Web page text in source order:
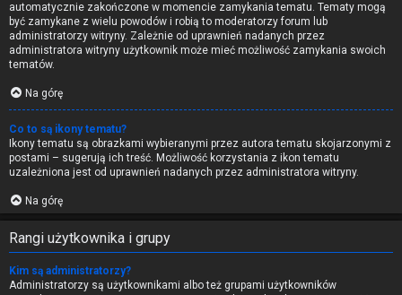
automatycznie zakończone w momencie zamykania tematu. Tematy mogą
być zamykane z wielu powodów i robią to moderatorzy forum lub
administratorzy witryny. Zależnie od uprawnień nadanych przez
administratora witryny użytkownik może mieć możliwość zamykania swoich
tematów.
Na górę
Co to są ikony tematu?
Ikony tematu są obrazkami wybieranymi przez autora tematu skojarzonymi z
postami – sugerują ich treść. Możliwość korzystania z ikon tematu
uzależniona jest od uprawnień nadanych przez administratora witryny.
Na górę
Rangi użytkownika i grupy
Kim są administratorzy?
Administratorzy są użytkownikami albo też grupami użytkowników